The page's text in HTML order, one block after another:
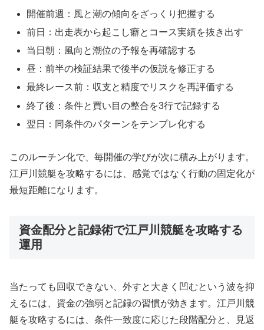
開催前週：風と潮の傾向をざっくり把握する
前日：出走表から起こし癖とコース実績を抜き出す
当日朝：風向と潮位の予報を再確認する
昼：前半の検証結果で後半の仮説を修正する
最終レース前：収支と精度でリスクを再評価する
終了後：条件と買い目の整合を3行で記録する
翌日：同条件のパターンをテンプレ化する
このルーチン化で、毎開催の学びが次に積み上がります。
江戸川競艇を攻略するには、感覚ではなく行動の固定化が
最短距離になります。
資金配分と記録術で江戸川競艇を攻略する
運用
当たっても回収できない、外すと大きく凹むという波を抑
えるには、資金の強弱と記録の習慣が効きます。江戸川競
艇を攻略するには、条件一致度に応じた段階配分と、見返